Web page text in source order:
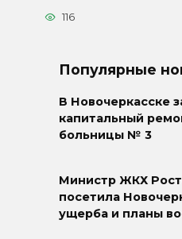
116
Популярные
В Новочеркасске
капитальный
больницы № 3
Министр ЖКХ
посетила
ущерба и планы